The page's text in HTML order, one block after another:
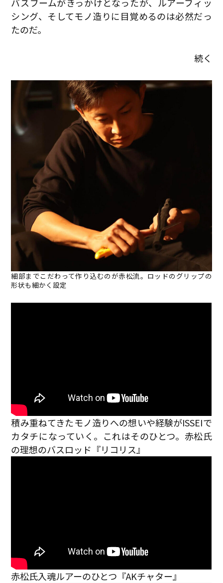
シング、そしてモノ造りに目覚めるのは必然だっ
たのだ。
続く
細部までこだわって作り込むのが赤松流。ロッドのグリップの
形状も細かく設定
積み重ねてきたモノ造りへの想いや経験がISSEIで
カタチになっていく。これはそのひとつ。赤松氏
の理想のバスロッド『リコリス』
赤松氏入魂ルアーのひとつ『AKチャター』